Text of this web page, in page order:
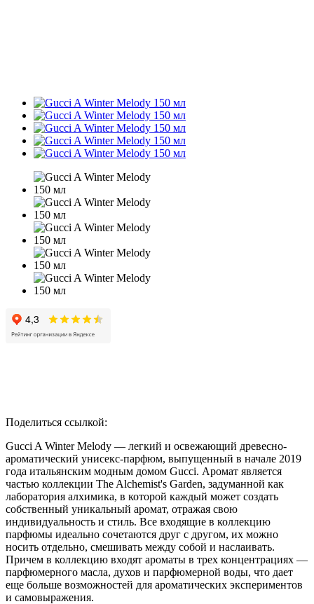
Поделиться ссылкой:
Gucci A Winter Melody — легкий и освежающий древесно-
ароматический унисекс-парфюм, выпущенный в начале 2019
года итальянским модным домом Gucci. Аромат является
частью коллекции The Alchemist's Garden, задуманной как
лаборатория алхимика, в которой каждый может создать
собственный уникальный аромат, отражая свою
индивидуальность и стиль. Все входящие в коллекцию
парфюмы идеально сочетаются друг с другом, их можно
носить отдельно, смешивать между собой и наслаивать.
Причем в коллекцию входят ароматы в трех концентрациях —
парфюмерного масла, духов и парфюмерной воды, что дает
еще больше возможностей для ароматических экспериментов
и самовыражения.